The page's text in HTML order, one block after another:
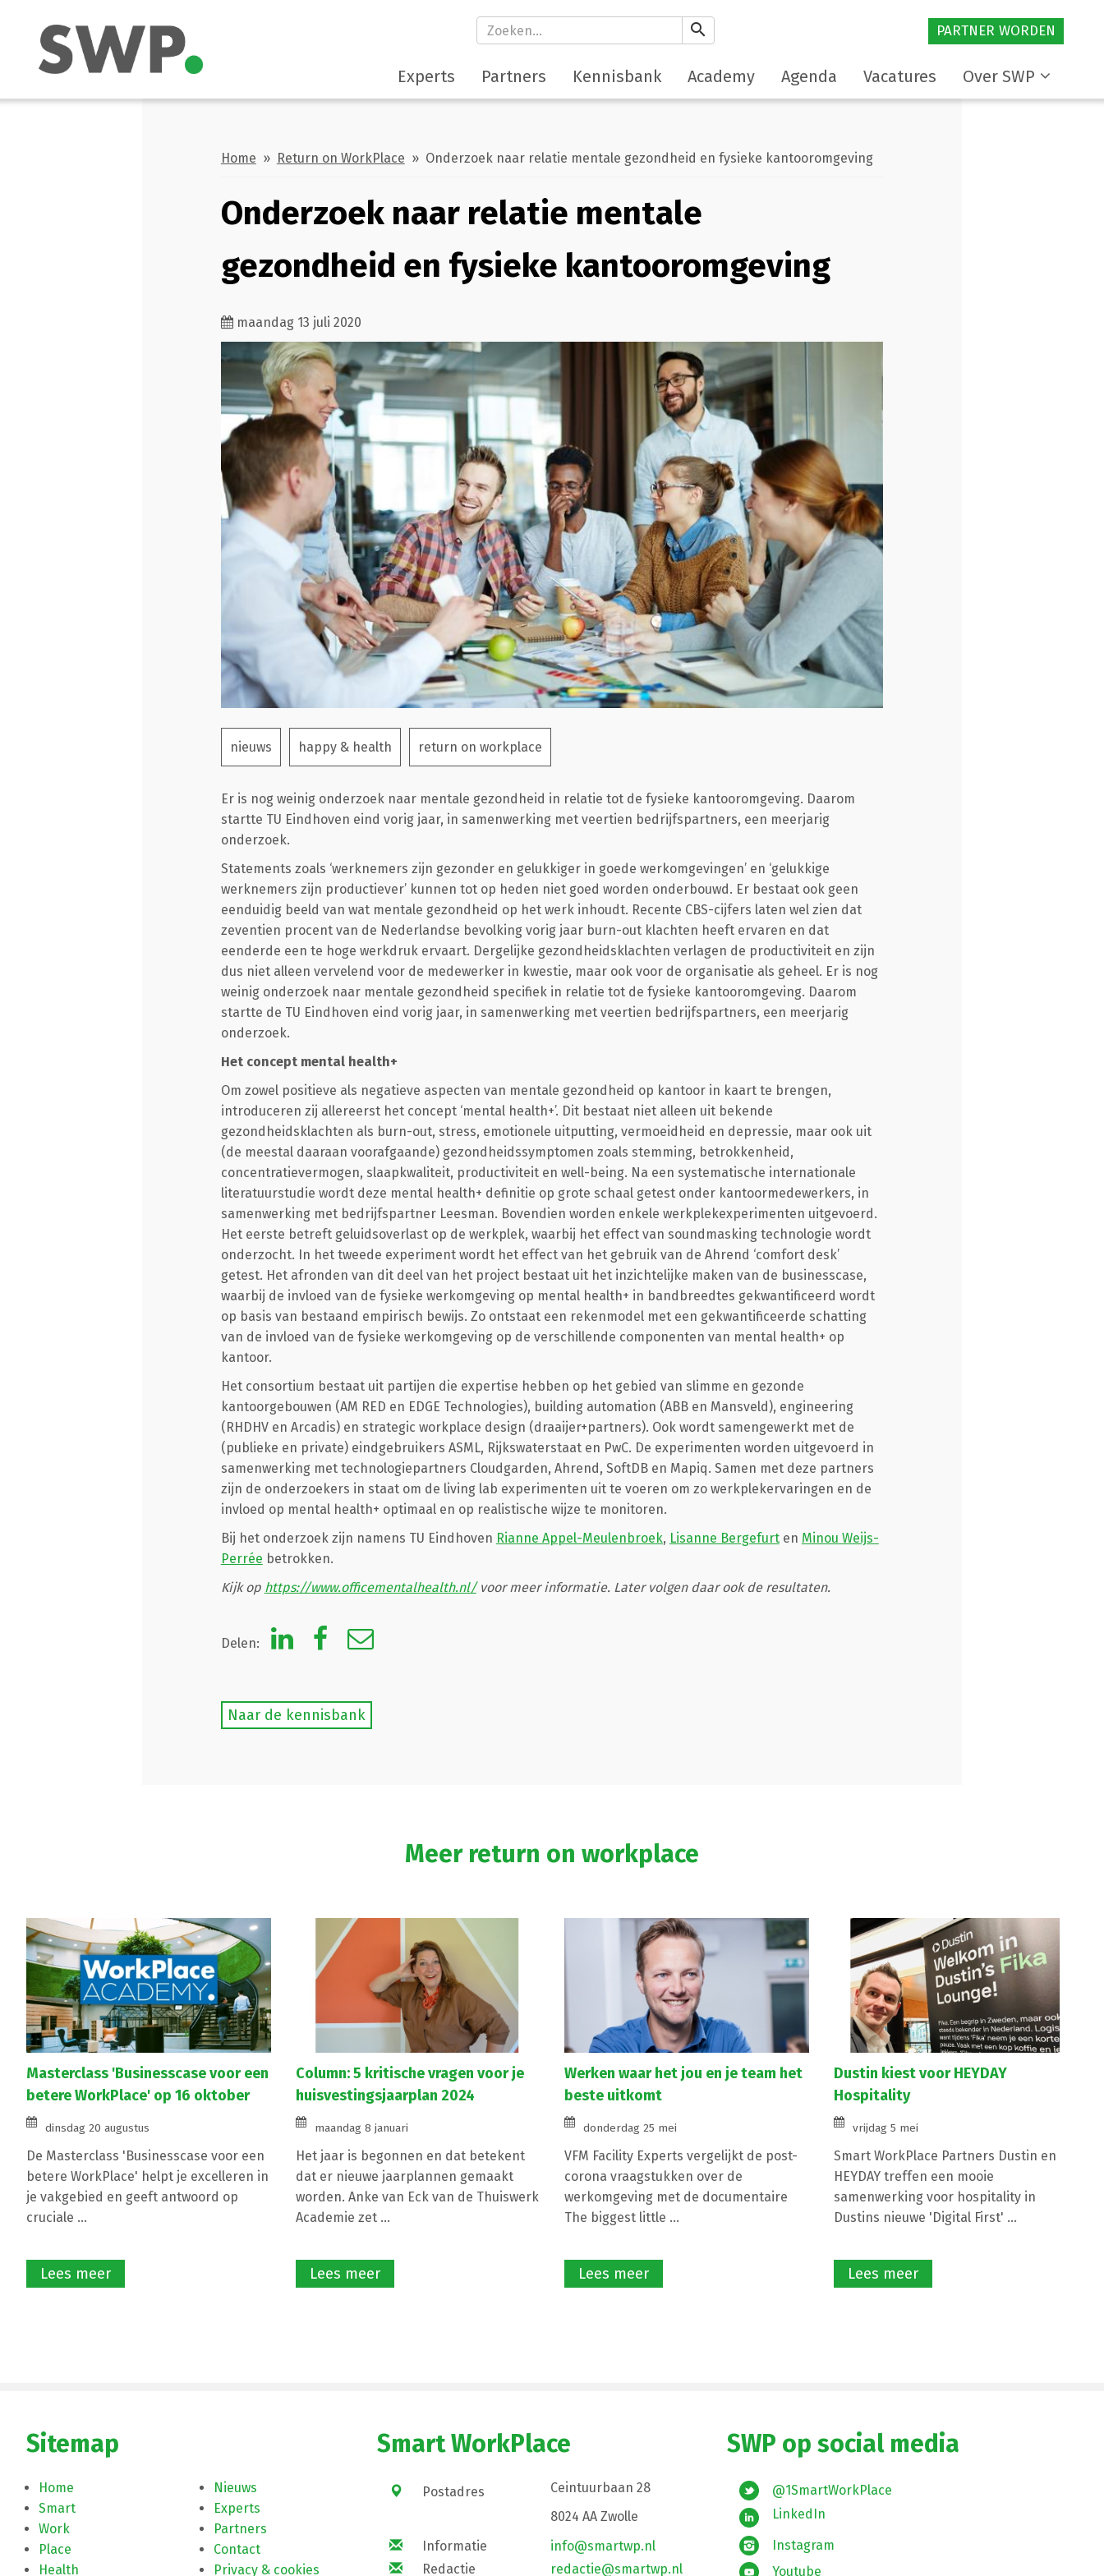
search PARTNER WORDEN
Experts Partners Kennisbank Academy Agenda Vacatures Over SWP
Home » Return on WorkPlace » Onderzoek naar relatie mentale gezondheid en fysieke kantooromgeving
Onderzoek naar relatie mentale
gezondheid en fysieke kantooromgeving
maandag 13 juli 2020
nieuws happy & health return on workplace
Er is nog weinig onderzoek naar mentale gezondheid in relatie tot de fysieke kantooromgeving. Daarom
startte TU Eindhoven eind vorig jaar, in samenwerking met veertien bedrijfspartners, een meerjarig
onderzoek.
Statements zoals ‘werknemers zijn gezonder en gelukkiger in goede werkomgevingen’ en ‘gelukkige
werknemers zijn productiever’ kunnen tot op heden niet goed worden onderbouwd. Er bestaat ook geen
eenduidig beeld van wat mentale gezondheid op het werk inhoudt. Recente CBS-cijfers laten wel zien dat
zeventien procent van de Nederlandse bevolking vorig jaar burn-out klachten heeft ervaren en dat
eenderde een te hoge werkdruk ervaart. Dergelijke gezondheidsklachten verlagen de productiviteit en zijn
dus niet alleen vervelend voor de medewerker in kwestie, maar ook voor de organisatie als geheel. Er is nog
weinig onderzoek naar mentale gezondheid specifiek in relatie tot de fysieke kantooromgeving. Daarom
startte de TU Eindhoven eind vorig jaar, in samenwerking met veertien bedrijfspartners, een meerjarig
onderzoek.
Het concept mental health+
Om zowel positieve als negatieve aspecten van mentale gezondheid op kantoor in kaart te brengen,
introduceren zij allereerst het concept ‘mental health+’. Dit bestaat niet alleen uit bekende
gezondheidsklachten als burn-out, stress, emotionele uitputting, vermoeidheid en depressie, maar ook uit
(de meestal daaraan voorafgaande) gezondheidssymptomen zoals stemming, betrokkenheid,
concentratievermogen, slaapkwaliteit, productiviteit en well-being. Na een systematische internationale
literatuurstudie wordt deze mental health+ definitie op grote schaal getest onder kantoormedewerkers, in
samenwerking met bedrijfspartner Leesman. Bovendien worden enkele werkplekexperimenten uitgevoerd.
Het eerste betreft geluidsoverlast op de werkplek, waarbij het effect van soundmasking technologie wordt
onderzocht. In het tweede experiment wordt het effect van het gebruik van de Ahrend ‘comfort desk’
getest. Het afronden van dit deel van het project bestaat uit het inzichtelijke maken van de businesscase,
waarbij de invloed van de fysieke werkomgeving op mental health+ in bandbreedtes gekwantificeerd wordt
op basis van bestaand empirisch bewijs. Zo ontstaat een rekenmodel met een gekwantificeerde schatting
van de invloed van de fysieke werkomgeving op de verschillende componenten van mental health+ op
kantoor.
Het consortium bestaat uit partijen die expertise hebben op het gebied van slimme en gezonde
kantoorgebouwen (AM RED en EDGE Technologies), building automation (ABB en Mansveld), engineering
(RHDHV en Arcadis) en strategic workplace design (draaijer+partners). Ook wordt samengewerkt met de
(publieke en private) eindgebruikers ASML, Rijkswaterstaat en PwC. De experimenten worden uitgevoerd in
samenwerking met technologiepartners Cloudgarden, Ahrend, SoftDB en Mapiq. Samen met deze partners
zijn de onderzoekers in staat om de living lab experimenten uit te voeren om zo werkplekervaringen en de
invloed op mental health+ optimaal en op realistische wijze te monitoren.
Bij het onderzoek zijn namens TU Eindhoven Rianne Appel-Meulenbroek, Lisanne Bergefurten Minou Weijs-
Perrée betrokken.
Kijk op https://www.officementalhealth.nl/voor meer informatie. Later volgen daar ook de resultaten.
Delen:
Naar de kennisbank
Meer return on workplace
Masterclass 'Businesscase voor een
betere WorkPlace' op 16 oktober
dinsdag 20 augustus
De Masterclass 'Businesscase voor een
betere WorkPlace' helpt je excelleren in
je vakgebied en geeft antwoord op
cruciale ...
Lees meer
Column: 5 kritische vragen voor je
huisvestingsjaarplan 2024
maandag 8 januari
Het jaar is begonnen en dat betekent
dat er nieuwe jaarplannen gemaakt
worden. Anke van Eck van de Thuiswerk
Academie zet ...
Lees meer
Werken waar het jou en je team het
beste uitkomt
donderdag 25 mei
VFM Facility Experts vergelijkt de post-
corona vraagstukken over de
werkomgeving met de documentaire
The biggest little ...
Lees meer
Dustin kiest voor HEYDAY
Hospitality
vrijdag 5 mei
Smart WorkPlace Partners Dustin en
HEYDAY treffen een mooie
samenwerking voor hospitality in
Dustins nieuwe 'Digital First' ...
Lees meer
Sitemap
Home
Smart
Work
Place
Health
Nieuws
Experts
Partners
Contact
Privacy & cookies
Smart WorkPlace
Postadres
Ceintuurbaan 28
8024 AA Zwolle
Informatie
info@smartwp.nl
Redactie
redactie@smartwp.nl
SWP op social media
@1SmartWorkPlace
LinkedIn
Instagram
Youtube